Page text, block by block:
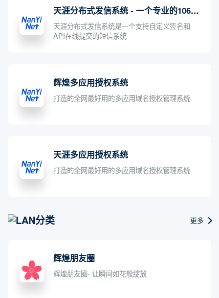
天涯分布式发信系统 - 一个专业的106短信平台,值得一试
天涯分布式发信系统是一个支持自定义签名和
API在线提交的短信系统
辉煌多应用授权系统
打造的全网最好用的多应用域名授权管理系统
天涯多应用授权系统
打造的全网最好用的多应用域名授权管理系统
LAN分类 更多
辉煌朋友圈
辉煌朋友圈- 让瞬间如花般绽放